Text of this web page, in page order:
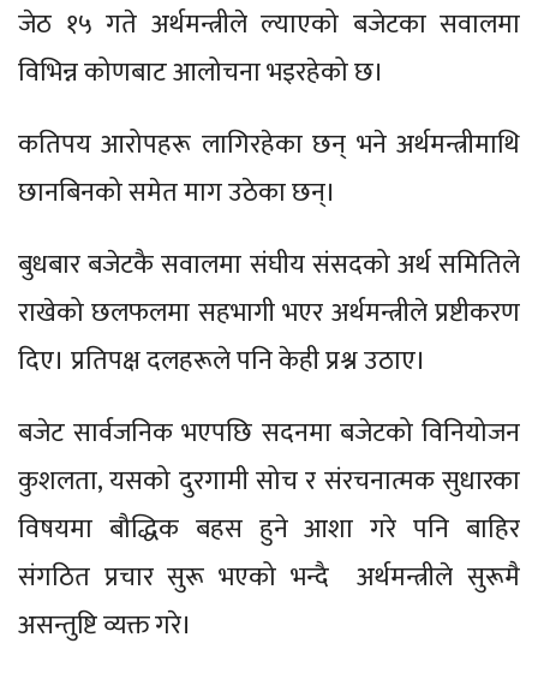
जेठ १५ गते अर्थमन्त्रीले ल्याएको बजेटका सवालमा
विभिन्न कोणबाट आलोचना भइरहेको छ।
कतिपय आरोपहरू लागिरहेका छन् भने अर्थमन्त्रीमाथि
छानबिनको समेत माग उठेका छन्।
बुधबार बजेटकै सवालमा संघीय संसदको अर्थ समितिले
राखेको छलफलमा सहभागी भएर अर्थमन्त्रीले प्रष्टीकरण
दिए। प्रतिपक्ष दलहरूले पनि केही प्रश्न उठाए।
बजेट सार्वजनिक भएपछि सदनमा बजेटको विनियोजन
कुशलता, यसको दुरगामी सोच र संरचनात्मक सुधारका
विषयमा बौद्धिक बहस हुने आशा गरे पनि बाहिर
संगठित प्रचार सुरू भएको भन्दै अर्थमन्त्रीले सुरूमै
असन्तुष्टि व्यक्त गरे।